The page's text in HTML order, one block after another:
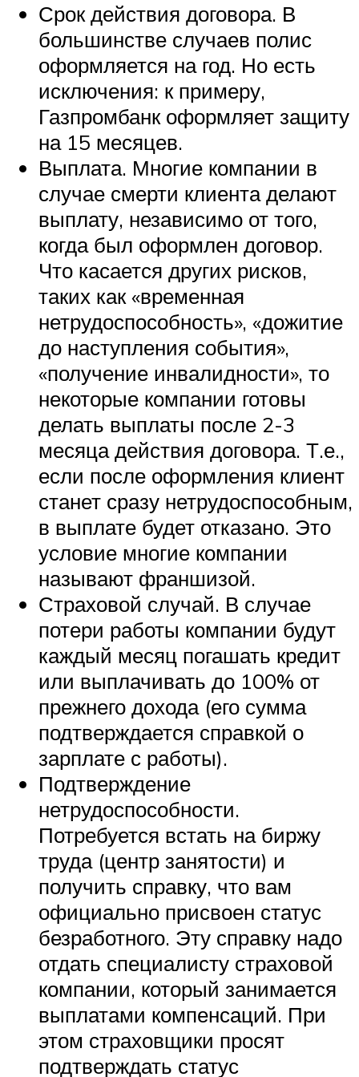
Срок действия договора. В
большинстве случаев полис
оформляется на год. Но есть
исключения: к примеру,
Газпромбанк оформляет защиту
на 15 месяцев.
Выплата. Многие компании в
случае смерти клиента делают
выплату, независимо от того,
когда был оформлен договор.
Что касается других рисков,
таких как «временная
нетрудоспособность», «дожитие
до наступления события»,
«получение инвалидности», то
некоторые компании готовы
делать выплаты после 2-3
месяца действия договора. Т.е.,
если после оформления клиент
станет сразу нетрудоспособным,
в выплате будет отказано. Это
условие многие компании
называют франшизой.
Страховой случай. В случае
потери работы компании будут
каждый месяц погашать кредит
или выплачивать до 100% от
прежнего дохода (его сумма
подтверждается справкой о
зарплате с работы).
Подтверждение
нетрудоспособности.
Потребуется встать на биржу
труда (центр занятости) и
получить справку, что вам
официально присвоен статус
безработного. Эту справку надо
отдать специалисту страховой
компании, который занимается
выплатами компенсаций. При
этом страховщики просят
подтверждать статус